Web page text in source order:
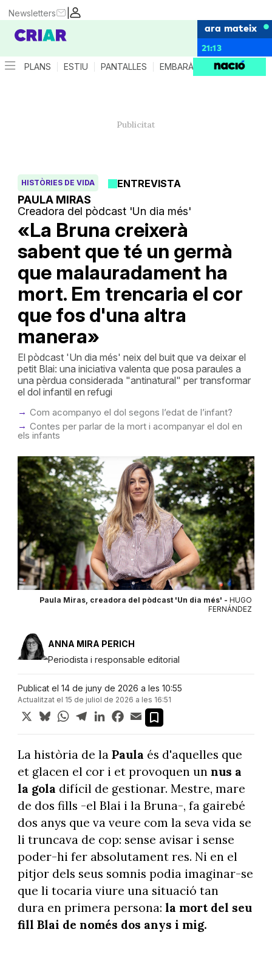
|
Newsletters
ara mateix
21:13
PLANS ESTIU PANTALLES EMBARÀS CRIANÇA
ENTREVISTA
PAULA MIRAS
Creadora del pòdcast 'Un dia més'
«La Bruna creixerà
sabent que té un germà
que malauradament ha
mort. Em trencaria el cor
que fos d'una altra
manera»
HISTÒRIES DE VIDA
El pòdcast 'Un dia més' neix del buit que va deixar el
petit Blai: una iniciativa valenta que posa paraules a
una pèrdua considerada "antinatural" per transformar
el dol infantil en refugi
Com acompanyo el dol segons l’edat de l’infant?
Contes per parlar de la mort i acompanyar el dol en
els infants
Paula Miras, creadora del pòdcast 'Un dia més' - HUGO
FERNÁNDEZ
ANNA MIRA PERICH
Periodista i responsable editorial
Publicat el 14 de juny de 2026 a les 10:55
Actualitzat el 15 de juliol de 2026 a les 16:51
X BlueskyWhatsApp
TelegramLinkedInFacebook
Email
La història de la Paula és d'aquelles que
et glacen el cor i et provoquen un nus a
la gola difícil de gestionar. Mestre, mare
de dos fills -el Blai i la Bruna-, fa gairebé
dos anys que va veure com la seva vida se
li truncava de cop: sense avisar i sense
poder-hi fer absolutament res. Ni en el
pitjor dels seus somnis podia imaginar-se
que li tocaria viure una situació tan
dura en primera persona: la mort del seu
fill Blai de només dos anys i mig.